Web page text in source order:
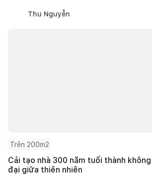
Thu Nguyễn
Trên 200m2
Cải tạo nhà 300 năm tuổi thành
đại giữa thiên nhiên